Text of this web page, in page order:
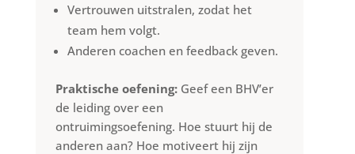
Vertrouwen uitstralen, zodat het
team hem volgt.
Anderen coachen en feedback geven.
Praktische oefening:Geef een BHV’er
de leiding over een
ontruimingsoefening. Hoe stuurt hij de
anderen aan? Hoe motiveert hij zijn